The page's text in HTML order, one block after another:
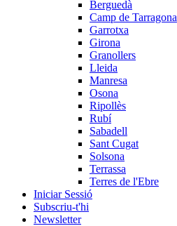
Berguedà
Camp de Tarragona
Garrotxa
Girona
Granollers
Lleida
Manresa
Osona
Ripollès
Rubí
Sabadell
Sant Cugat
Solsona
Terrassa
Terres de l'Ebre
Iniciar Sessió
Subscriu-t'hi
Newsletter